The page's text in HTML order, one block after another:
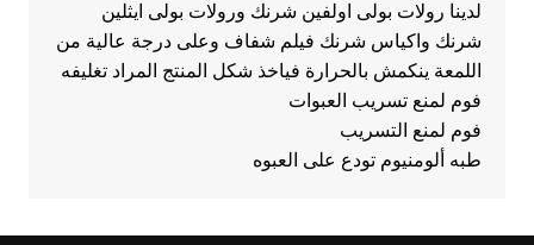
لدينا رولات بولى اولفين شرنك ورولات بولى ايثلين
شرنك واكياس شرنك فيلم شفاف وعلى درجة عالية من
اللمعة ينكمش بالحرارة فياخذ شكل المنتج المراد تغليفه
فوم لمنع تسريب العبوات
فوم لمنع التسريب
طبه ألومنيوم تودع على العبوه